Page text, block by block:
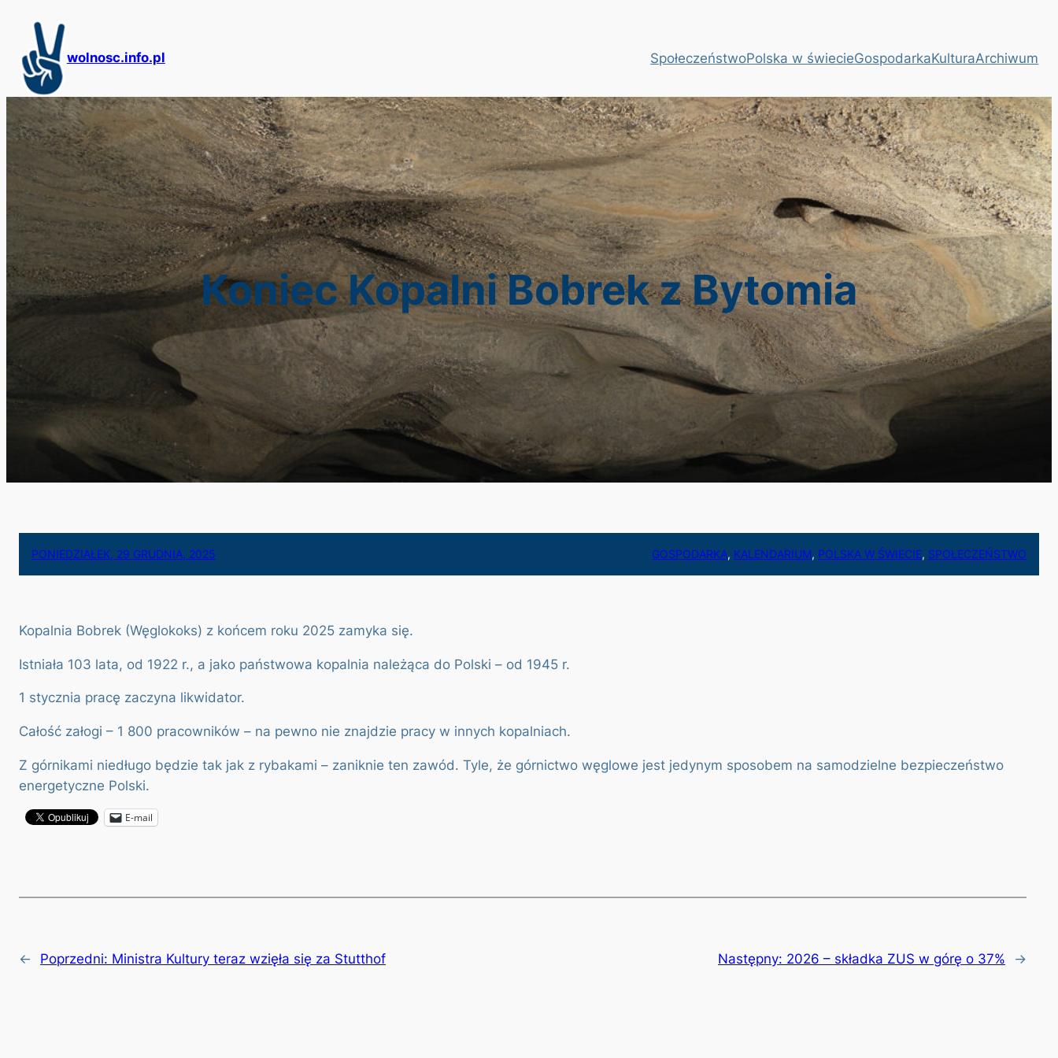
treści
wolnosc.info.pl SpołeczeństwoPolska w świecieGospodarkaKulturaArchiwum
Koniec Kopalni Bobrek z Bytomia
PONIEDZIAŁEK, 29 GRUDNIA, 2025 GOSPODARKA, KALENDARIUM, POLSKA W ŚWIECIE, SPOŁECZEŃSTWO
Kopalnia Bobrek (Węglokoks) z końcem roku 2025 zamyka się.
Istniała 103 lata, od 1922 r., a jako państwowa kopalnia należąca do Polski – od 1945 r.
1 stycznia pracę zaczyna likwidator.
Całość załogi – 1 800 pracowników – na pewno nie znajdzie pracy w innych kopalniach.
Z górnikami niedługo będzie tak jak z rybakami – zaniknie ten zawód. Tyle, że górnictwo węglowe jest jedynym sposobem na samodzielne bezpieczeństwo
energetyczne Polski.
E-mail
← Poprzedni: Ministra Kultury teraz wzięła się za Stutthof Następny: 2026 – składka ZUS w górę o 37% →